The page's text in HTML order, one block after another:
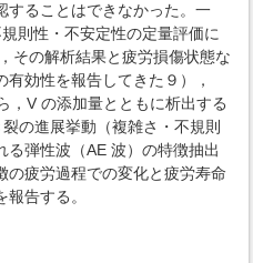
することはできなかった。一
則性・不安定性の定量評価に
その解析結果と疲労損傷状態な
効性を報告してきた９），
，V の添加量とともに析出する
の進展挙動（複雑さ・不規則
弾性波（AE 波）の特徴抽出
の疲労過程での変化と疲労寿命
告する。